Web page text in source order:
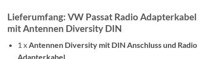
Lieferumfang: VW Passat Radio Adapterkabel
mit Antennen Diversity DIN
1 xAntennen Diversity mit DIN Anschluss und Radio
Adapterkabel